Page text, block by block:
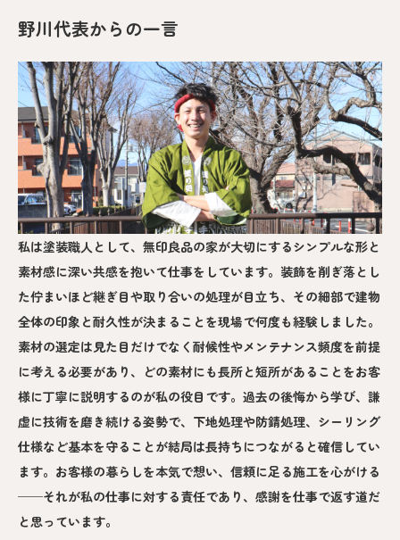
野川代表からの一言
私は塗装職人として、無印良品の家が大切にするシンプルな形と
素材感に深い共感を抱いて仕事をしています。装飾を削ぎ落とし
た佇まいほど継ぎ目や取り合いの処理が目立ち、その細部で建物
全体の印象と耐久性が決まることを現場で何度も経験しました。
素材の選定は見た目だけでなく耐候性やメンテナンス頻度を前提
に考える必要があり、どの素材にも長所と短所があることをお客
様に丁寧に説明するのが私の役目です。過去の後悔から学び、謙
虚に技術を磨き続ける姿勢で、下地処理や防錆処理、シーリング
仕様など基本を守ることが結局は長持ちにつながると確信してい
ます。お客様の暮らしを本気で想い、信頼に足る施工を心がける
──それが私の仕事に対する責任であり、感謝を仕事で返す道だ
と思っています。